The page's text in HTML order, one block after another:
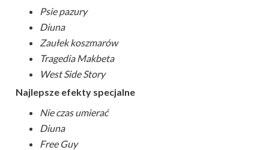
Psie pazury
Diuna
Zaułek koszmarów
Tragedia Makbeta
West Side Story
Najlepsze efekty specjalne
Nie czas umierać
Diuna
Free Guy